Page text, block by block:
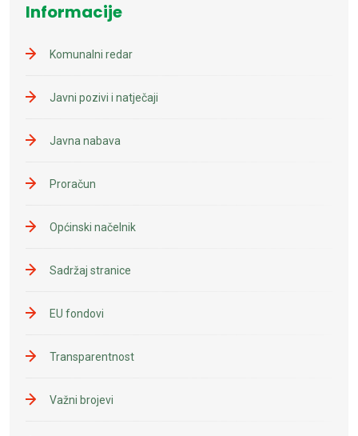
Informacije
Komunalni redar
Javni pozivi i natječaji
Javna nabava
Proračun
Općinski načelnik
Sadržaj stranice
EU fondovi
Transparentnost
Važni brojevi